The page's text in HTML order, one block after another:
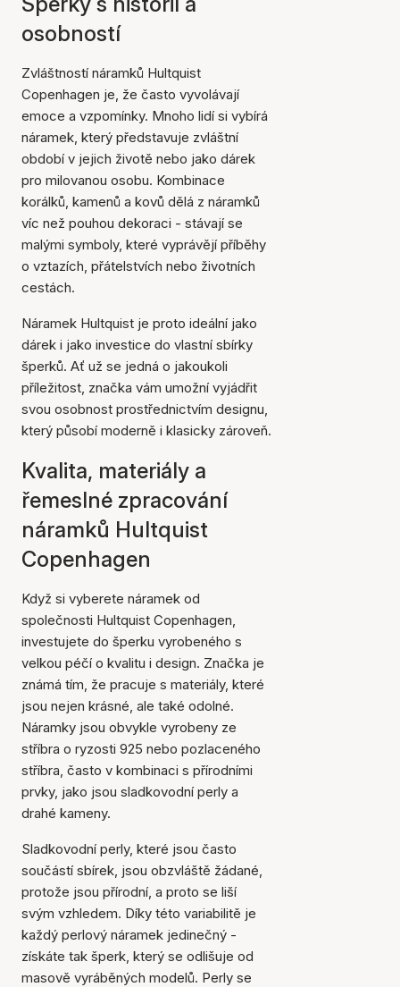
osobností
Zvláštností náramků Hultquist
Copenhagen je, že často vyvolávají
emoce a vzpomínky. Mnoho lidí si vybírá
náramek, který představuje zvláštní
období v jejich životě nebo jako dárek
pro milovanou osobu. Kombinace
korálků, kamenů a kovů dělá z náramků
víc než pouhou dekoraci - stávají se
malými symboly, které vyprávějí příběhy
o vztazích, přátelstvích nebo životních
cestách.
Náramek Hultquist je proto ideální jako
dárek i jako investice do vlastní sbírky
šperků. Ať už se jedná o jakoukoli
příležitost, značka vám umožní vyjádřit
svou osobnost prostřednictvím designu,
který působí moderně i klasicky zároveň.
Kvalita, materiály a
řemeslné zpracování
náramků Hultquist
Copenhagen
Když si vyberete náramek od
společnosti Hultquist Copenhagen,
investujete do šperku vyrobeného s
velkou péčí o kvalitu i design. Značka je
známá tím, že pracuje s materiály, které
jsou nejen krásné, ale také odolné.
Náramky jsou obvykle vyrobeny ze
stříbra o ryzosti 925 nebo pozlaceného
stříbra, často v kombinaci s přírodními
prvky, jako jsou sladkovodní perly a
drahé kameny.
Sladkovodní perly, které jsou často
součástí sbírek, jsou obzvláště žádané,
protože jsou přírodní, a proto se liší
svým vzhledem. Díky této variabilitě je
každý perlový náramek jedinečný -
získáte tak šperk, který se odlišuje od
masově vyráběných modelů. Perly se